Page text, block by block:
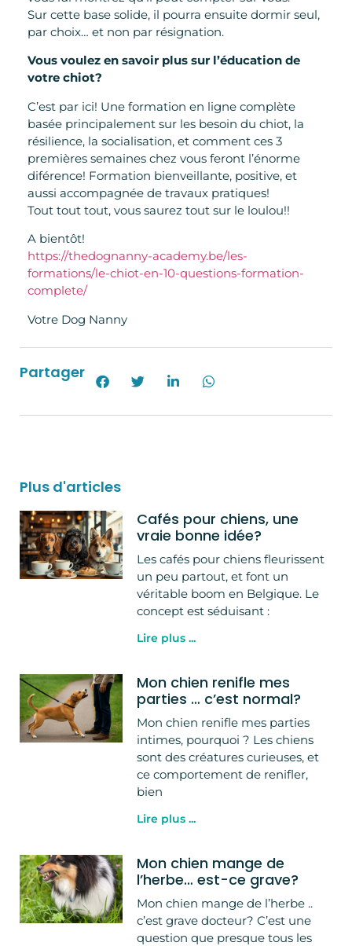
Sur cette base solide, il pourra ensuite dormir seul,
par choix… et non par résignation.
Vous voulez en savoir plus sur l’éducation de
votre chiot?
C’est par ici! Une formation en ligne complète
basée principalement sur les besoin du chiot, la
résilience, la socialisation, et comment ces 3
premières semaines chez vous feront l’énorme
diférence! Formation bienveillante, positive, et
aussi accompagnée de travaux pratiques!
Tout tout tout, vous saurez tout sur le loulou!!
A bientôt!
https://thedognanny-academy.be/les-
formations/le-chiot-en-10-questions-formation-
complete/
Votre Dog Nanny
Partager
Plus d'articles
Cafés pour chiens, une
vraie bonne idée?
Les cafés pour chiens fleurissent
un peu partout, et font un
véritable boom en Belgique. Le
concept est séduisant :
Lire plus ...
Mon chien renifle mes
parties … c’est normal?
Mon chien renifle mes parties
intimes, pourquoi ? Les chiens
sont des créatures curieuses, et
ce comportement de renifler,
bien
Lire plus ...
Mon chien mange de
l’herbe… est-ce grave?
Mon chien mange de l’herbe ..
c’est grave docteur? C’est une
question que presque tous les